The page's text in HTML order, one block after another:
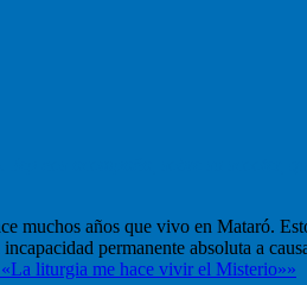
años que vivo en Mataró.
permanente absoluta a
liturgia me hace vivir el Misterio»»